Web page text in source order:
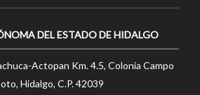
DEL ESTADO DE HIDALGO
Actopan Km. 4.5, Colonia Campo
Hidalgo, C.P. 42039